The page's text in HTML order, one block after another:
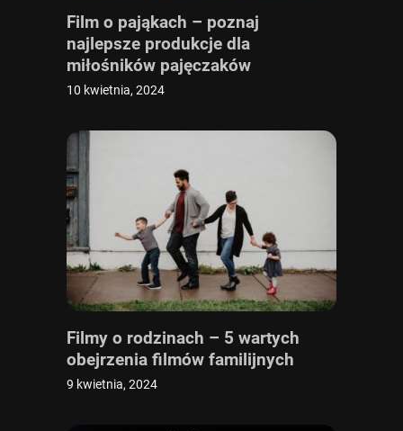
Film o pająkach – poznaj
najlepsze produkcje dla
miłośników pajęczaków
10 kwietnia, 2024
Filmy o rodzinach – 5 wartych
obejrzenia filmów familijnych
9 kwietnia, 2024